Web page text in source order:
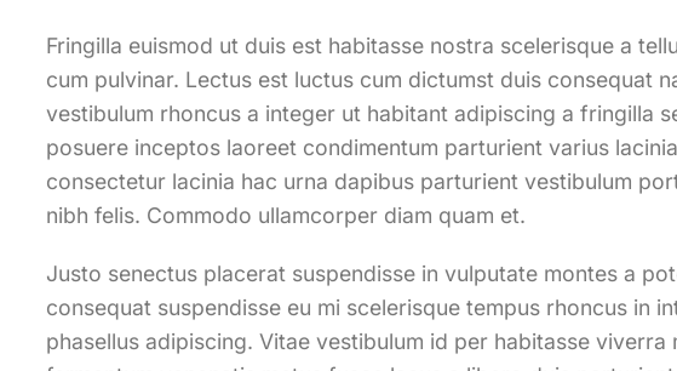
Fringilla euismod ut duis est habitasse nostra scelerisque a
cum pulvinar. Lectus est luctus cum dictumst duis consequat
vestibulum rhoncus a integer ut habitant adipiscing a fringilla
posuere inceptos laoreet condimentum parturient varius
consectetur lacinia hac urna dapibus parturient vestibulum
nibh felis. Commodo ullamcorper diam quam et.
Justo senectus placerat suspendisse in vulputate montes a
consequat suspendisse eu mi scelerisque tempus rhoncus in
phasellus adipiscing. Vitae vestibulum id per habitasse